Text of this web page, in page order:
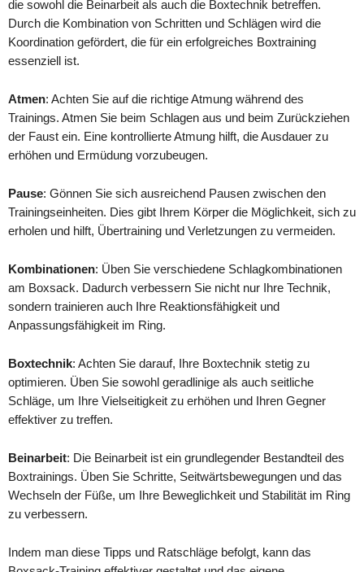
die sowohl die Beinarbeit als auch die Boxtechnik betreffen.
Durch die Kombination von Schritten und Schlägen wird die
Koordination gefördert, die für ein erfolgreiches Boxtraining
essenziell ist.
Atmen: Achten Sie auf die richtige Atmung während des
Trainings. Atmen Sie beim Schlagen aus und beim Zurückziehen
der Faust ein. Eine kontrollierte Atmung hilft, die Ausdauer zu
erhöhen und Ermüdung vorzubeugen.
Pause: Gönnen Sie sich ausreichend Pausen zwischen den
Trainingseinheiten. Dies gibt Ihrem Körper die Möglichkeit, sich zu
erholen und hilft, Übertraining und Verletzungen zu vermeiden.
Kombinationen: Üben Sie verschiedene Schlagkombinationen
am Boxsack. Dadurch verbessern Sie nicht nur Ihre Technik,
sondern trainieren auch Ihre Reaktionsfähigkeit und
Anpassungsfähigkeit im Ring.
Boxtechnik: Achten Sie darauf, Ihre Boxtechnik stetig zu
optimieren. Üben Sie sowohl geradlinige als auch seitliche
Schläge, um Ihre Vielseitigkeit zu erhöhen und Ihren Gegner
effektiver zu treffen.
Beinarbeit: Die Beinarbeit ist ein grundlegender Bestandteil des
Boxtrainings. Üben Sie Schritte, Seitwärtsbewegungen und das
Wechseln der Füße, um Ihre Beweglichkeit und Stabilität im Ring
zu verbessern.
Indem man diese Tipps und Ratschläge befolgt, kann das